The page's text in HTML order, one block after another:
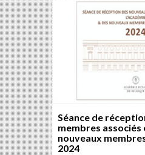
Séance de
membres associés
nouveaux
2024